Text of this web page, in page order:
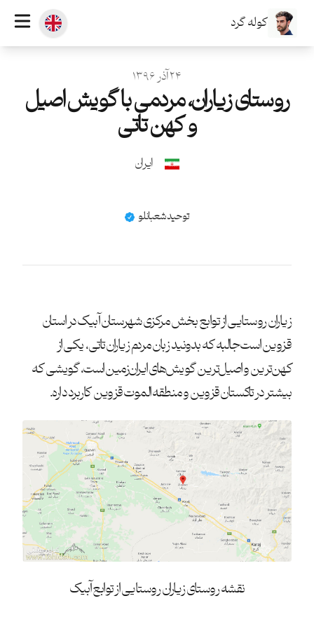
کوله گرد
۲۴ آذر ۱۳۹۶
روستای زیاران، مردمی با گویش اصیل
و کهن تاتی
ایران
نام
توحید شعبانلو
زیاران روستایی از توابع بخش مرکزی شهرستان آبیک در استان
قزوین است جالبه که بدونید زبان مردم زیاران تاتی، یکی از
کهن‌ترین و اصیل‌ترین گویش‌های ایران‌زمین است، گویشی که
بیشتر در تاکستان قزوین و منطقه الموت قزوین کاربرد داره.
نقشه روستای زیاران روستایی از توابع آبیک